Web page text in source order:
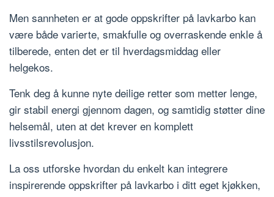
Men sannheten er at gode oppskrifter på lavkarbo kan
være både varierte, smakfulle og overraskende enkle å
tilberede, enten det er til hverdagsmiddag eller
helgekos.
Tenk deg å kunne nyte deilige retter som metter lenge,
gir stabil energi gjennom dagen, og samtidig støtter dine
helsemål, uten at det krever en komplett
livsstilsrevolusjon.
La oss utforske hvordan du enkelt kan integrere
inspirerende oppskrifter på lavkarbo i ditt eget kjøkken,